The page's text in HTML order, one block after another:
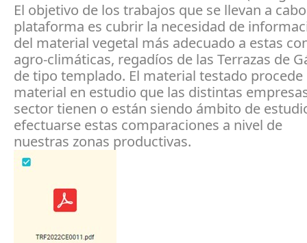
El objetivo de los trabajos que se llevan a
plataforma es cubrir la necesidad de
del material vegetal más adecuado a estas
agro-climáticas, regadíos de las Terrazas de
de tipo templado. El material testado procede
material en estudio que las distintas
sector tienen o están siendo ámbito de
efectuarse estas comparaciones a nivel de
nuestras zonas productivas.